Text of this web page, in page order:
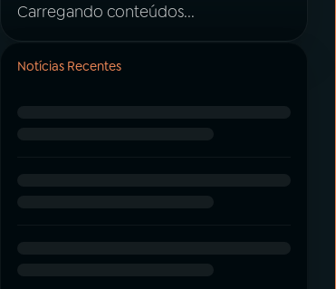
Carregando conteúdos...
Notícias Recentes